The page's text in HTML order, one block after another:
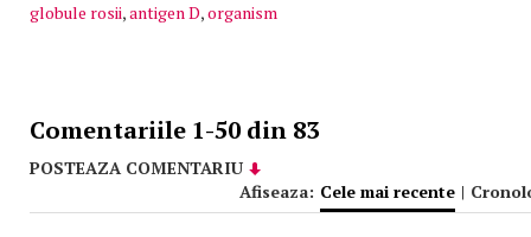
globule rosii,antigen D,organism
Comentariile 1-50 din 83
POSTEAZA COMENTARIU
Afiseaza: Cele mai recente |